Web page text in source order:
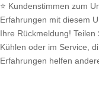
⭐ Kundenstimmen zum
Erfahrungen mit diesem
Ihre Rückmeldung! Teilen
Kühlen oder im Service,
Erfahrungen helfen
Sollten Sie eine kritische